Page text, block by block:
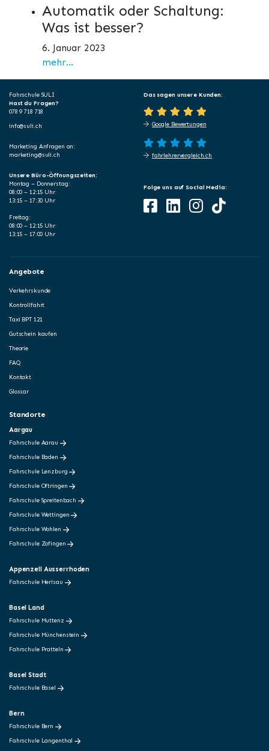
Automatik oder Schaltung:
Was ist besser?
6. Januar 2023
mehr...
Fahrschule SULI
Hast du Fragen?
078 9 718 718
info@suli.ch
Marketing Anfragen an:
marketing@suli.ch
Das sagen unsere Kunden:
Google Bewertungen
fahrlehrervergleich.ch
Unsere Büro-Öffnungszeiten:
Montag – Donnerstag:
08:00 – 12:15 Uhr
13:15 – 17:30 Uhr
Freitag:
08:00 – 12:15 Uhr
13:15 – 17:00 Uhr
Folge uns auf Social Media:
Angebote
Verkehrskunde
Kontrollfahrt
Taxi BPT 121
Gutschein kaufen
Theorie
FAQ
Kontakt
Glossar
Standorte
Aargau
Fahrschule Aarau
Fahrschule Baden
Fahrschule Lenzburg
Fahrschule Oftringen
Fahrschule Spreitenbach
Fahrschule Wettingen
Fahrschule Wohlen
Fahrschule Zofingen
Appenzell Ausserrhoden
Fahrschule Herisau
Basel Land
Fahrschule Muttenz
Fahrschule Münchenstein
Fahrschule Pratteln
Basel Stadt
Fahrschule Basel
Bern
Fahrschule Bern
Fahrschule Langenthal